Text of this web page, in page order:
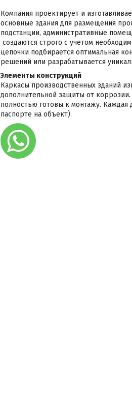
Компания проектирует и
основные здания для размещения
подстанции, административные
создаются строго с учетом
цепочки подбирается оптимальная
решений или разрабатывается
Элементы конструкций
Каркасы производственных зданий
дополнительной защиты от
полностью готовы к монтажу. Каждая
паспорте на объект).